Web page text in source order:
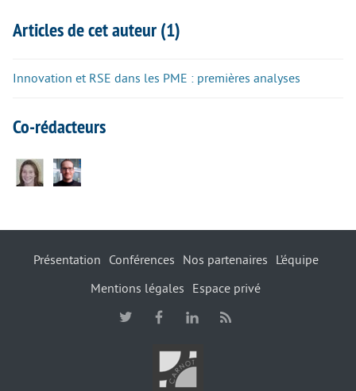
Articles de cet auteur (1)
Innovation et RSE dans les PME : premières analyses
Co-rédacteurs
Présentation Conférences Nos partenaires
L’équipe
Mentions légales
Espace privé